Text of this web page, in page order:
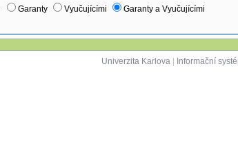
Garanty Vyučujícími Garanty a Vyučujícími
Univerzita Karlova| Informační